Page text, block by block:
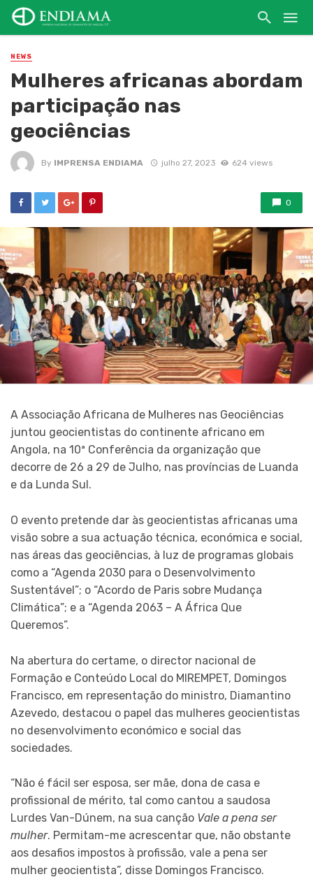
NEWS
Mulheres africanas abordam
participação nas
geociências
By IMPRENSA ENDIAMA julho 27, 2023 624 views
0
A Associação Africana de Mulheres nas Geociências
juntou geocientistas do continente africano em
Angola, na 10ª Conferência da organização que
decorre de 26 a 29 de Julho, nas províncias de Luanda
e da Lunda Sul.
O evento pretende dar às geocientistas africanas uma
visão sobre a sua actuação técnica, económica e social,
nas áreas das geociências, à luz de programas globais
como a “Agenda 2030 para o Desenvolvimento
Sustentável”; o “Acordo de Paris sobre Mudança
Climática”; e a “Agenda 2063 – A África Que
Queremos”.
Na abertura do certame, o director nacional de
Formação e Conteúdo Local do MIREMPET, Domingos
Francisco, em representação do ministro, Diamantino
Azevedo, destacou o papel das mulheres geocientistas
no desenvolvimento económico e social das
sociedades.
“Não é fácil ser esposa, ser mãe, dona de casa e
profissional de mérito, tal como cantou a saudosa
Lurdes Van-Dúnem, na sua canção Vale a pena ser
mulher. Permitam-me acrescentar que, não obstante
aos desafios impostos à profissão, vale a pena ser
mulher geocientista”, disse Domingos Francisco.